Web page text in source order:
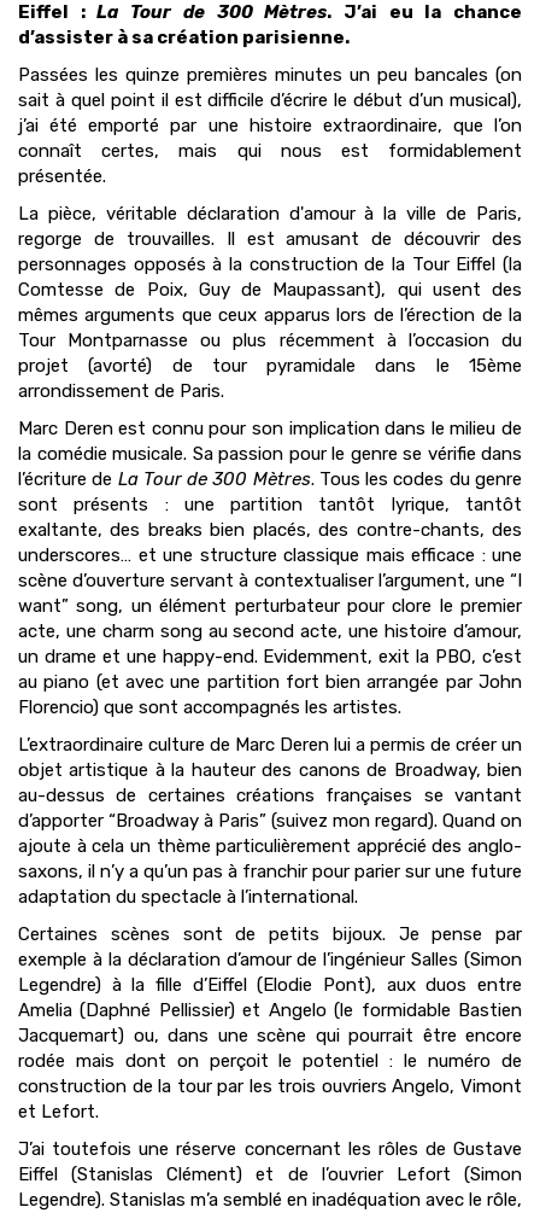
Eiffel :La Tour de 300 Mètres. J’ai eu la chance
d’assister à sa création parisienne.
Passées les quinze premières minutes un peu bancales (on
sait à quel point il est difficile d’écrire le début d’un musical),
j’ai été emporté par une histoire extraordinaire, que l’on
connaît certes, mais qui nous est formidablement
présentée.
La pièce, véritable déclaration d'amour à la ville de Paris,
regorge de trouvailles. Il est amusant de découvrir des
personnages opposés à la construction de la Tour Eiffel (la
Comtesse de Poix, Guy de Maupassant), qui usent des
mêmes arguments que ceux apparus lors de l’érection de la
Tour Montparnasse ou plus récemment à l’occasion du
projet (avorté) de tour pyramidale dans le 15ème
arrondissement de Paris.
Marc Deren est connu pour son implication dans le milieu de
la comédie musicale. Sa passion pour le genre se vérifie dans
l’écriture de La Tour de 300 Mètres. Tous les codes du genre
sont présents : une partition tantôt lyrique, tantôt
exaltante, des breaks bien placés, des contre-chants, des
underscores… et une structure classique mais efficace : une
scène d’ouverture servant à contextualiser l’argument, une “I
want” song, un élément perturbateur pour clore le premier
acte, une charm song au second acte, une histoire d’amour,
un drame et une happy-end. Evidemment, exit la PBO, c’est
au piano (et avec une partition fort bien arrangée par John
Florencio) que sont accompagnés les artistes.
L’extraordinaire culture de Marc Deren lui a permis de créer un
objet artistique à la hauteur des canons de Broadway, bien
au-dessus de certaines créations françaises se vantant
d’apporter “Broadway à Paris” (suivez mon regard). Quand on
ajoute à cela un thème particulièrement apprécié des anglo-
saxons, il n’y a qu’un pas à franchir pour parier sur une future
adaptation du spectacle à l’international.
Certaines scènes sont de petits bijoux. Je pense par
exemple à la déclaration d’amour de l’ingénieur Salles (Simon
Legendre) à la fille d’Eiffel (Elodie Pont), aux duos entre
Amelia (Daphné Pellissier) et Angelo (le formidable Bastien
Jacquemart) ou, dans une scène qui pourrait être encore
rodée mais dont on perçoit le potentiel : le numéro de
construction de la tour par les trois ouvriers Angelo, Vimont
et Lefort.
J’ai toutefois une réserve concernant les rôles de Gustave
Eiffel (Stanislas Clément) et de l’ouvrier Lefort (Simon
Legendre). Stanislas m’a semblé en inadéquation avec le rôle,